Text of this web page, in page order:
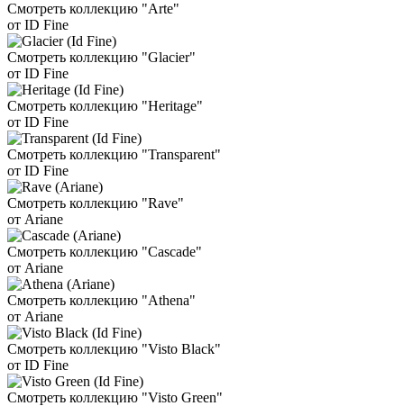
Смотреть коллекцию "Arte"
от ID Fine
Смотреть коллекцию "Glacier"
от ID Fine
Смотреть коллекцию "Heritage"
от ID Fine
Смотреть коллекцию "Transparent"
от ID Fine
Смотреть коллекцию "Rave"
от Ariane
Смотреть коллекцию "Cascade"
от Ariane
Смотреть коллекцию "Athena"
от Ariane
Смотреть коллекцию "Visto Black"
от ID Fine
Смотреть коллекцию "Visto Green"